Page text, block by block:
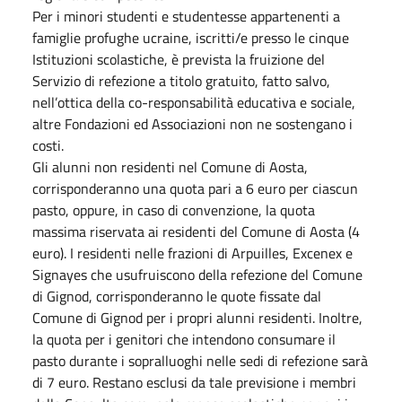
Per i minori studenti e studentesse appartenenti a
famiglie profughe ucraine, iscritti/e presso le cinque
Istituzioni scolastiche, è prevista la fruizione del
Servizio di refezione a titolo gratuito, fatto salvo,
nell’ottica della co-responsabilità educativa e sociale,
altre Fondazioni ed Associazioni non ne sostengano i
costi.
Gli alunni non residenti nel Comune di Aosta,
corrisponderanno una quota pari a 6 euro per ciascun
pasto, oppure, in caso di convenzione, la quota
massima riservata ai residenti del Comune di Aosta (4
euro). I residenti nelle frazioni di Arpuilles, Excenex e
Signayes che usufruiscono della refezione del Comune
di Gignod, corrisponderanno le quote fissate dal
Comune di Gignod per i propri alunni residenti. Inoltre,
la quota per i genitori che intendono consumare il
pasto durante i sopralluoghi nelle sedi di refezione sarà
di 7 euro. Restano esclusi da tale previsione i membri